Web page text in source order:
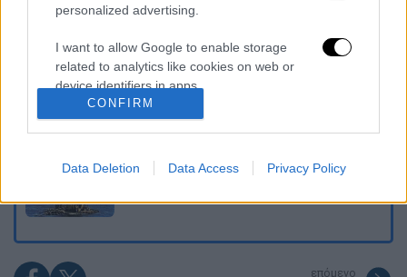
personalized advertising.
I want to allow Google to enable storage
related to analytics like cookies on web or
device identifiers in apps.
I want to allow Google to enable storage
I want to allow Google to enable storage
related to personalization.
functionality and fraud prevention, and other
CONFIRM
Data Deletion Data Access Privacy Policy
Στη φυλακή ο δήμαρχος Στυλίδας και άλλα
Επιστροφή στο μέλλον; Τα υπερηχητικά
αεροπλάνα ετοιμάζονται να ξαναπετάξουν -
Αλλά υπάρχει ένα πρόβλημα
Το ταξίδι στον Ειρηνικό πάνω σε μια σχεδία
φθάνει στο τέλος του – Το Κον Τίκι και οι
επόμενο